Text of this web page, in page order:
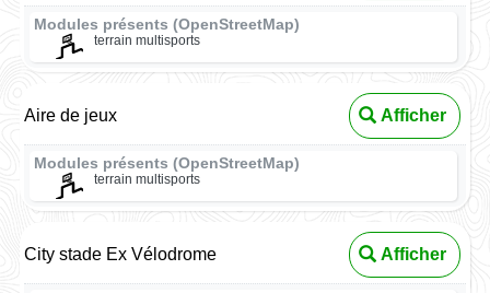
Modules présents (OpenStreetMap)
terrain multisports
Aire de jeux Afficher
Modules présents (OpenStreetMap)
terrain multisports
City stade Ex Vélodrome Afficher